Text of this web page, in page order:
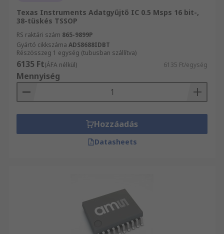
Texas Instruments Adatgyűjtő IC 0.5 Msps 16 bit-,
38-tüskés TSSOP
RS raktári szám 865-9899P
Gyártó cikkszáma ADS8688IDBT
Részösszeg 1 egység (tubusban szállítva)
6135 Ft(ÁFA nélkül) 6135 Ft/egység
Mennyiség
Hozzáadás
Datasheets